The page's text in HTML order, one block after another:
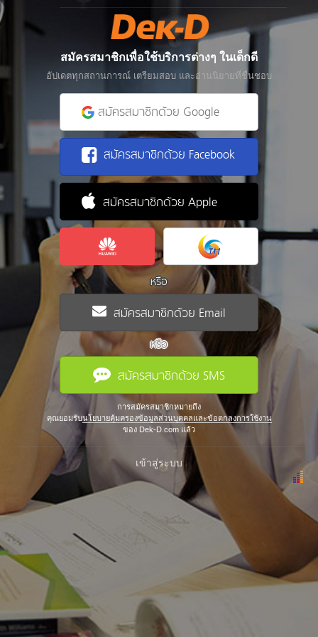
สมัครสมาชิกเพื่อใช้บริการต่างๆ ในเด็กดี
อัปเดตทุกสถานการณ์ เตรียมสอบ และอ่านนิยายที่ชื่นชอบ
สมัครสมาชิกด้วย Google
สมัครสมาชิกด้วย Facebook
สมัครสมาชิกด้วย Apple
หรือ
สมัครสมาชิกด้วย Email
หรือ
สมัครสมาชิกด้วย SMS
การสมัครสมาชิกหมายถึง
คุณยอมรับนโยบายคุ้มครองข้อมูลส่วนบุคคลและข้อตกลงการใช้งาน
ของ Dek-D.com แล้ว
เข้าสู่ระบบ